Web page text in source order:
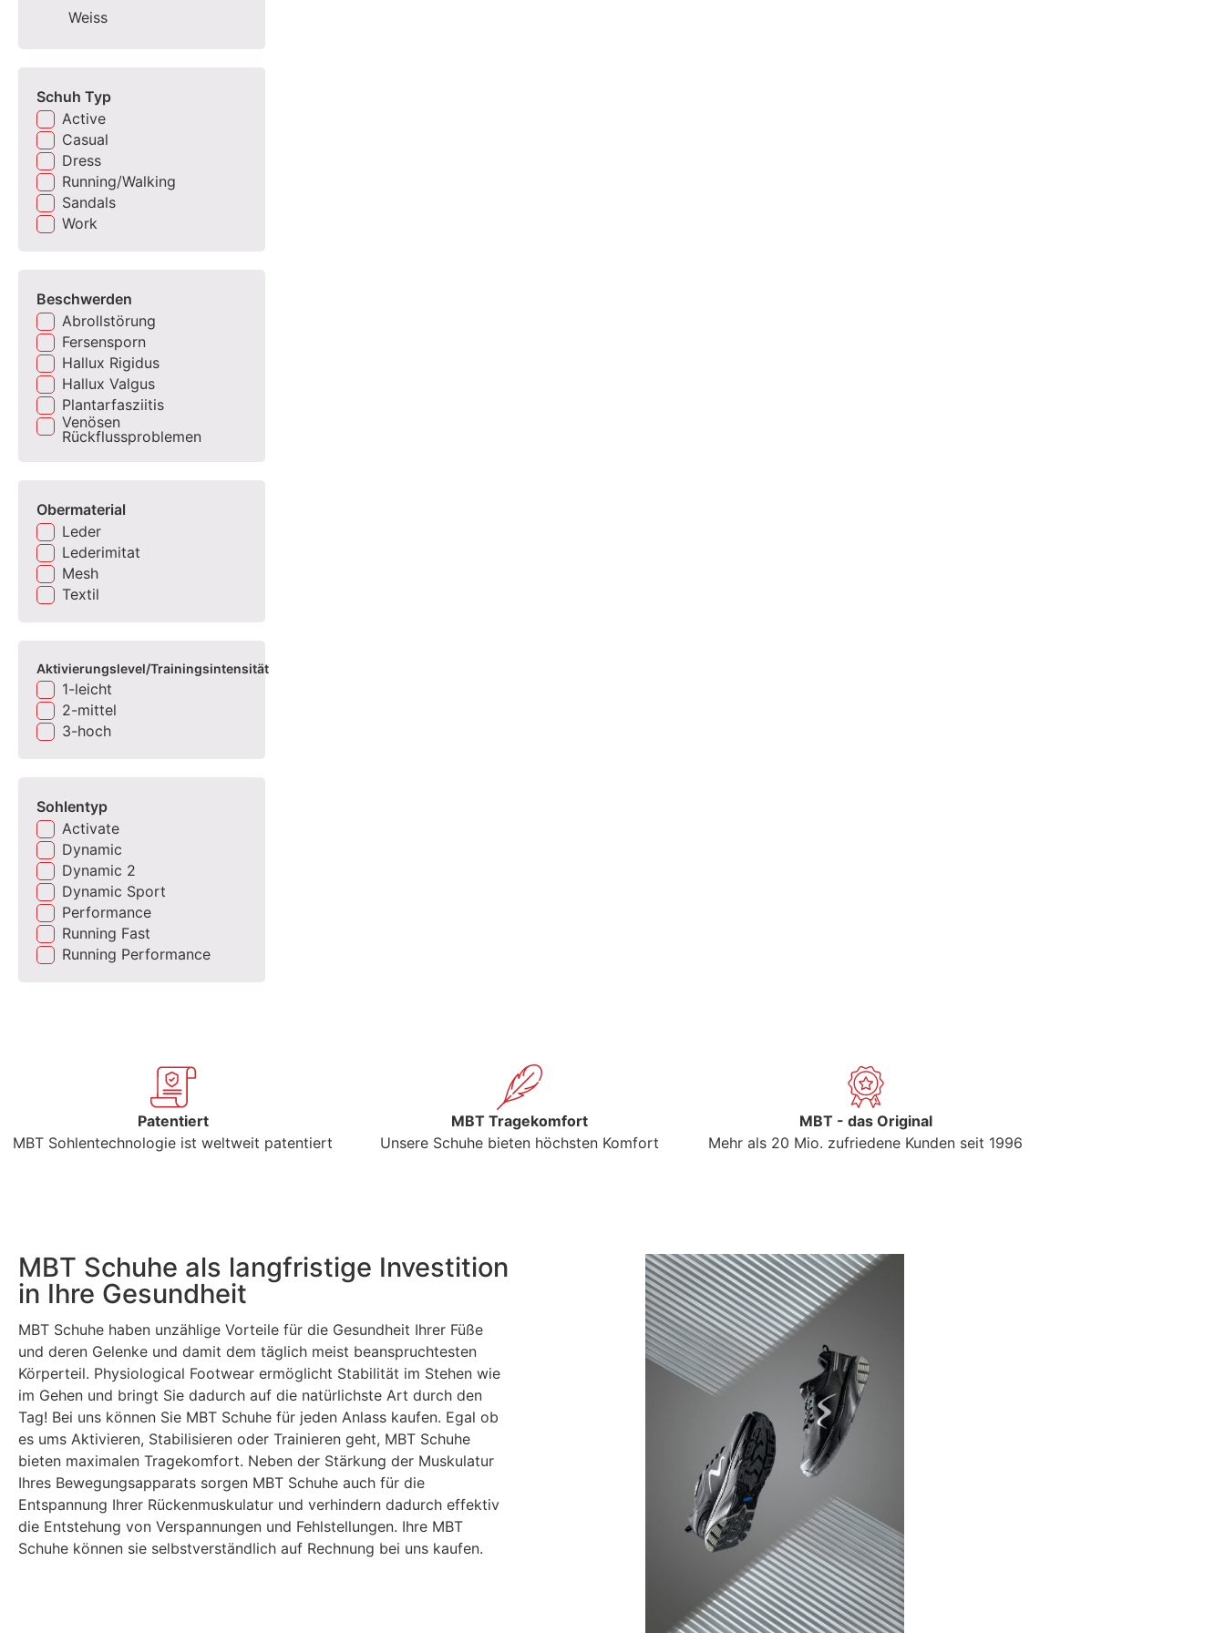
Weiss
Schuh Typ
Active
Casual
Dress
Running/Walking
Sandals
Work
Beschwerden
Abrollstörung
Fersensporn
Hallux Rigidus
Hallux Valgus
Plantarfasziitis
Venösen
Rückflussproblemen
Obermaterial
Leder
Lederimitat
Mesh
Textil
Aktivierungslevel/Trainingsintensität
1-leicht
2-mittel
3-hoch
Sohlentyp
Activate
Dynamic
Dynamic 2
Dynamic Sport
Performance
Running Fast
Running Performance
Patentiert
MBT Sohlentechnologie ist weltweit patentiert
MBT Tragekomfort
Unsere Schuhe bieten höchsten Komfort
MBT - das Original
Mehr als 20 Mio. zufriedene Kunden seit 1996
MBT Schuhe als langfristige Investition
in Ihre Gesundheit
MBT Schuhe haben unzählige Vorteile für die Gesundheit Ihrer Füße
und deren Gelenke und damit dem täglich meist beanspruchtesten
Körperteil. Physiological Footwear ermöglicht Stabilität im Stehen wie
im Gehen und bringt Sie dadurch auf die natürlichste Art durch den
Tag! Bei uns können Sie MBT Schuhe für jeden Anlass kaufen. Egal ob
es ums Aktivieren, Stabilisieren oder Trainieren geht, MBT Schuhe
bieten maximalen Tragekomfort. Neben der Stärkung der Muskulatur
Ihres Bewegungsapparats sorgen MBT Schuhe auch für die
Entspannung Ihrer Rückenmuskulatur und verhindern dadurch effektiv
die Entstehung von Verspannungen und Fehlstellungen. Ihre MBT
Schuhe können sie selbstverständlich auf Rechnung bei uns kaufen.